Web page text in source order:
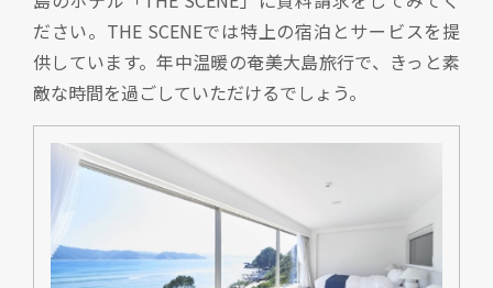
ださい。THE SCENEでは特上の宿泊とサービスを提
供しています。年中温暖の奄美大島旅行で、きっと素
敵な時間を過ごしていただけるでしょう。